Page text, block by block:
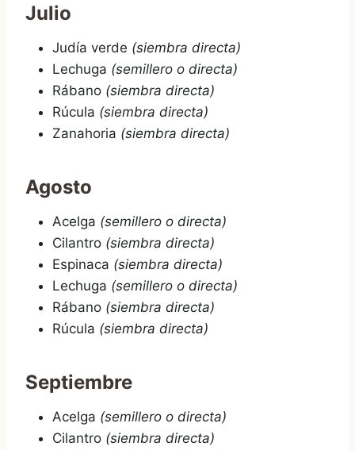
Julio
Judía verde (siembra directa)
Lechuga (semillero o directa)
Rábano (siembra directa)
Rúcula (siembra directa)
Zanahoria (siembra directa)
Agosto
Acelga (semillero o directa)
Cilantro (siembra directa)
Espinaca (siembra directa)
Lechuga (semillero o directa)
Rábano (siembra directa)
Rúcula (siembra directa)
Septiembre
Acelga (semillero o directa)
Cilantro (siembra directa)